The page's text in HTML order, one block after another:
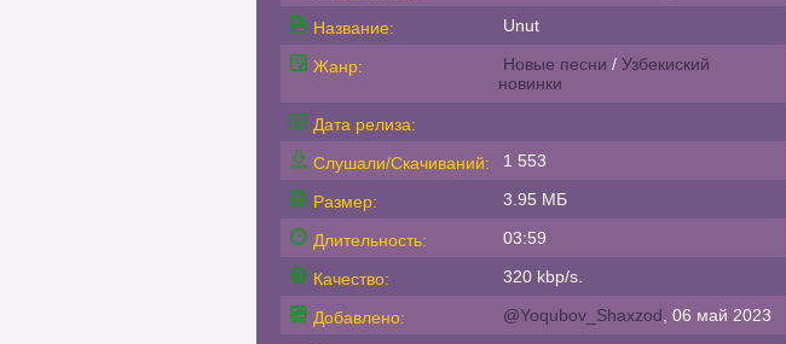
Название: Unut
Жанр: Новые песни / Узбекиский
новинки
Дата релиза:
Слушали/Скачиваний:
1 553
Размер: 3.95 МБ
Длительность: 03:59
Качество: 320 kbp/s.
Добавлено: @Yoqubov_Shaxzod , 06 май 2023